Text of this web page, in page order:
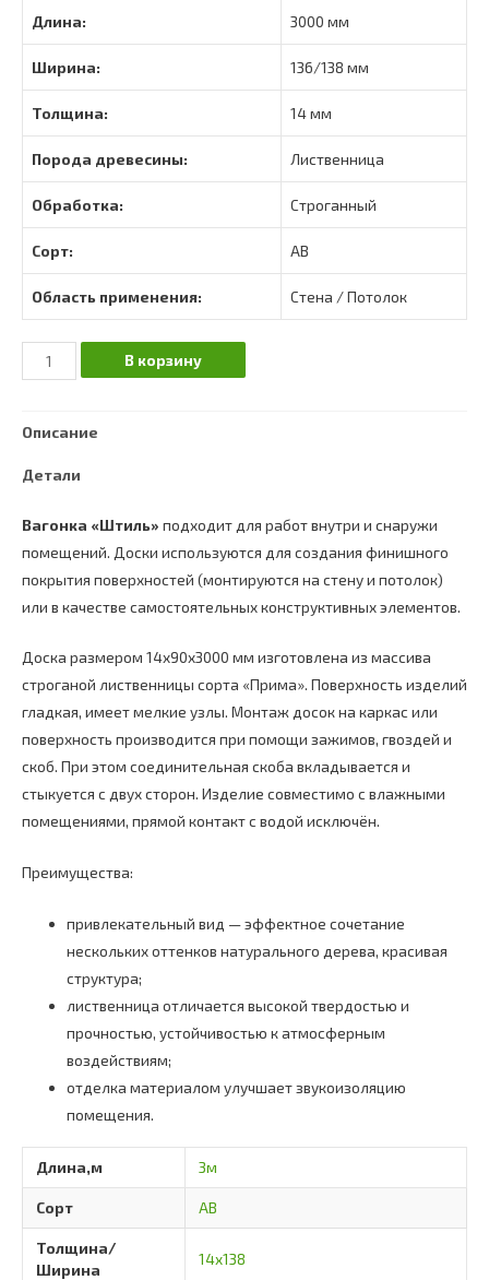
Длина: 3000 мм
Ширина: 136/138 мм
Толщина: 14 мм
Порода древесины: Лиственница
Обработка: Строганный
Сорт: АВ
Область применения: Стена / Потолок
Количество
Вагонка
лиственница
3000х136х14
В корзину
Описание
Детали
Вагонка «Штиль» подходит для работ внутри и снаружи
помещений. Доски используются для создания финишного
покрытия поверхностей (монтируются на стену и потолок)
или в качестве самостоятельных конструктивных элементов.
Доска размером 14х90х3000 мм изготовлена из массива
строганой лиственницы сорта «Прима». Поверхность изделий
гладкая, имеет мелкие узлы. Монтаж досок на каркас или
поверхность производится при помощи зажимов, гвоздей и
скоб. При этом соединительная скоба вкладывается и
стыкуется с двух сторон. Изделие совместимо с влажными
помещениями, прямой контакт с водой исключён.
Преимущества:
привлекательный вид — эффектное сочетание
нескольких оттенков натурального дерева, красивая
структура;
лиственница отличается высокой твердостью и
прочностью, устойчивостью к атмосферным
воздействиям;
отделка материалом улучшает звукоизоляцию
помещения.
Длина,м 3м
Сорт АВ
Толщина/
Ширина
14х138